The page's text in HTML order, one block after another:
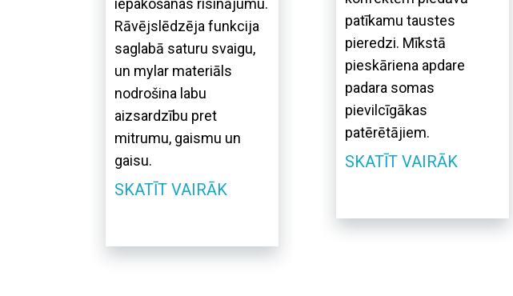
iepakošanas risinājumu.
Rāvējslēdzēja funkcija
saglabā saturu svaigu,
un mylar materiāls
nodrošina labu
aizsardzību pret
mitrumu, gaismu un
gaisu.
SKATĪT VAIRĀK
patīkamu taustes
pieredzi. Mīkstā
pieskāriena apdare
padara somas
pievilcīgākas
patērētājiem.
SKATĪT VAIRĀK